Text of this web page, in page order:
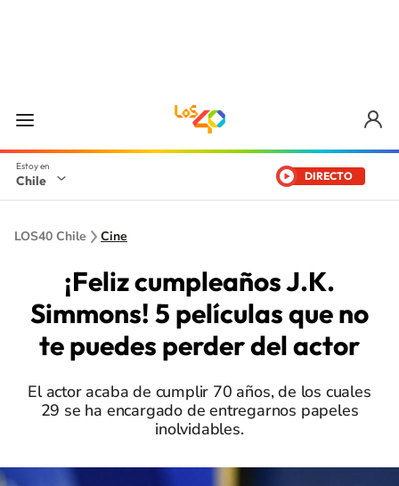
Chile DIRECTO
LOS40 Chile Cine
¡Feliz cumpleaños J.K.
Simmons! 5 películas que no
te puedes perder del actor
El actor acaba de cumplir 70 años, de los cuales
29 se ha encargado de entregarnos papeles
inolvidables.